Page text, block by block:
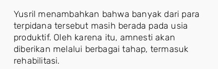
Yusril menambahkan bahwa banyak dari para
terpidana tersebut masih berada pada usia
produktif. Oleh karena itu, amnesti akan
diberikan melalui berbagai tahap, termasuk
rehabilitasi.